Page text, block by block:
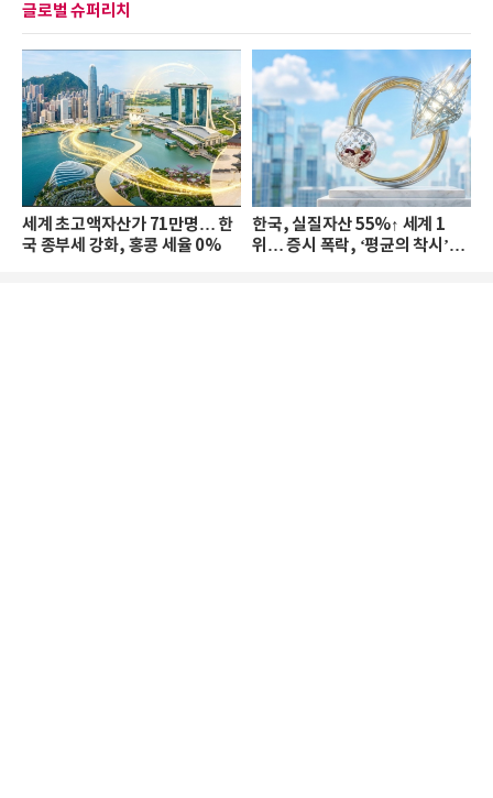
글로벌 슈퍼리치
세계 초고액자산가 71만명… 한
국 종부세 강화, 홍콩 세율 0%
한국, 실질자산 55%↑ 세계 1
위… 증시 폭락, ‘평균의 착시’와